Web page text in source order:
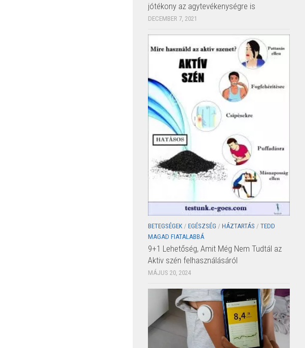
jótékony az agytevékenységre is
DECEMBER 7, 2021
BETEGSÉGEK / EGÉSZSÉG / HÁZTARTÁS / TEDD
MAGAD FIATALABBÁ
9+1 Lehetőség, Amit Még Nem Tudtál az
Aktiv szén felhasználásáról
MÁJUS 20, 2024